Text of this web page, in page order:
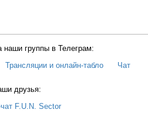
наши группы в Телеграм:
Трансляции и онлайн-табло Чат
друзья:
F.U.N. Sector